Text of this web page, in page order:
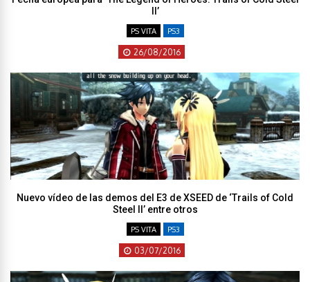
II’
PS VITA PS3
26/08/2016
Nuevo vídeo de las demos del E3 de XSEED de ‘Trails of Cold
Steel II’ entre otros
PS VITA PS3
03/07/2016